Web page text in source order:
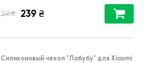
345 ₴ 239 ₴
Силиконовый чехол "Лабубу" для Xiaomi